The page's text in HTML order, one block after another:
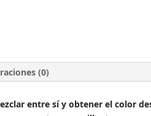
(0)
entre sí y obtener el color